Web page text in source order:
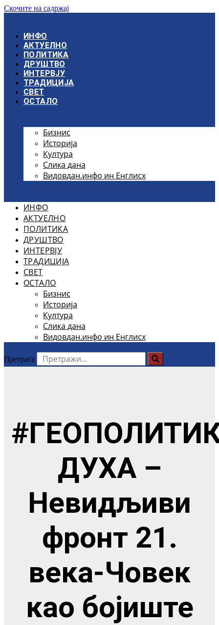
Скочите на садржај
ИНФО
АКТУЕЛНО
ПОЛИТИКА
ДРУШТВО
ИНТЕРВЈУ
ТРАДИЦИЈА
СВЕТ
ОСТАЛО
Бизнис
Историја
Култура
Слика дана
Видовдан.инфо ин Енглисх
ИНФО
АКТУЕЛНО
ПОЛИТИКА
ДРУШТВО
ИНТЕРВЈУ
ТРАДИЦИЈА
СВЕТ
ОСТАЛО
Бизнис
Историја
Култура
Слика дана
Видовдан.инфо ин Енглисх
Претрага
ДУХА –
Невидљиви
фронт 21.
века-Човек
као бојиште